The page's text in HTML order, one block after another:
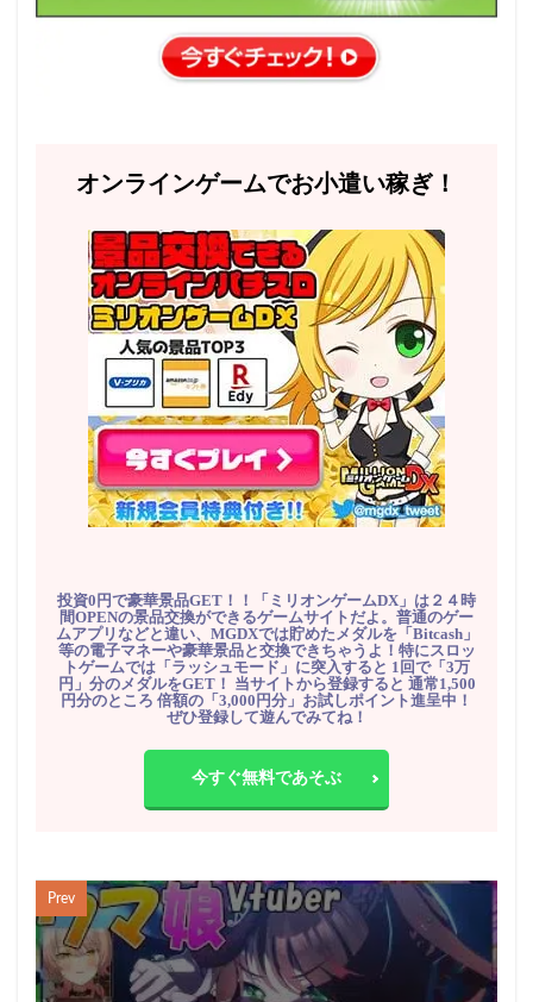
オンラインゲームでお小遣い稼ぎ！
投資0円で豪華景品GET！！「ミリオンゲームDX」は２４時
間OPENの景品交換ができるゲームサイトだよ。普通のゲー
ムアプリなどと違い、MGDXでは貯めたメダルを「Bitcash」
等の電子マネーや豪華景品と交換できちゃうよ！特にスロッ
トゲームでは「ラッシュモード」に突入すると 1回で「3万
円」分のメダルをGET！ 当サイトから登録すると 通常1,500
円分のところ 倍額の「3,000円分」お試しポイント進呈中！
ぜひ登録して遊んでみてね！
今すぐ無料であそぶ
Prev